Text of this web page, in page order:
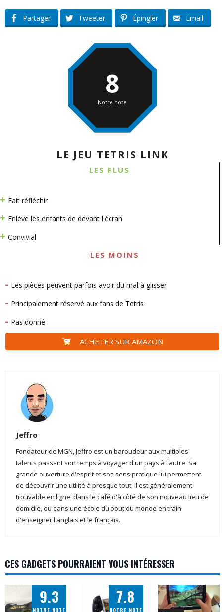
Partager Tweeter Épingler Email
8
Notre note
LE JEU TETRIS LINK
LES PLUS
Fait réfléchir
Enlève les enfants de devant l'écran
Convivial
LES MOINS
Les pièces peuvent parfois avoir du mal à glisser
Principalement réservé aux fans de Tetris
Pas donné
ACHETER SUR AMAZON
Jeffro
Fondateur de MGN, Jeffro est un baroudeur aux multiples
talents passant son temps à voyager d'un pays à l'autre. Sa
grande ouverture d'esprit et son sens pratique lui permettent
de découvrir une utilité à presque tout. Il est généralement
trouvable en ligne, dans le café d'à côté de son nouveau lieu de
domicile, ou dans une école du bout du monde en train
d'enseigner l'anglais et le français.
CES GADGETS POURRAIENT VOUS INTÉRESSER
9.3
NOTRE NOTE
7.8
NOTRE NOTE